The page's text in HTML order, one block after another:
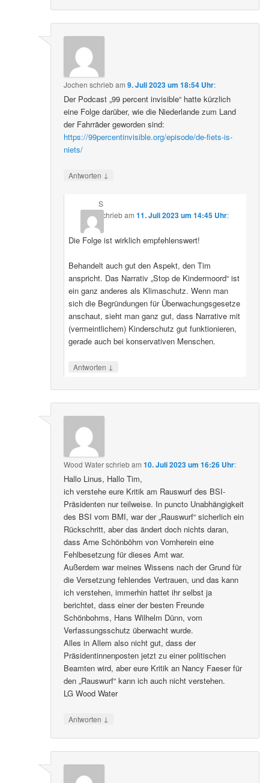
Jochen schriebam9. Juli 2023 um 18:54 Uhr:
Der Podcast „99 percent invisible“ hatte kürzlich
eine Folge darüber, wie die Niederlande zum Land
der Fahrräder geworden sind:
https://99percentinvisible.org/episode/de-fiets-is-
niets/
Antworten ↓
S
schriebam 11. Juli 2023 um 14:45 Uhr:
Die Folge ist wirklich empfehlenswert!
Behandelt auch gut den Aspekt, den Tim
anspricht. Das Narrativ „Stop de Kindermoord“ ist
ein ganz anderes als Klimaschutz. Wenn man
sich die Begründungen für Überwachungsgesetze
anschaut, sieht man ganz gut, dass Narrative mit
(vermeintlichem) Kinderschutz gut funktionieren,
gerade auch bei konservativen Menschen.
Antworten ↓
Wood Waterschriebam10. Juli 2023 um 16:26 Uhr:
Hallo Linus, Hallo Tim,
ich verstehe eure Kritik am Rauswurf des BSI-
Präsidenten nur teilweise. In puncto Unabhängigkeit
des BSI vom BMI, war der „Rauswurf“ sicherlich ein
Rückschritt, aber das ändert doch nichts daran,
dass Arne Schönböhm von Vornherein eine
Fehlbesetzung für dieses Amt war.
Außerdem war meines Wissens nach der Grund für
die Versetzung fehlendes Vertrauen, und das kann
ich verstehen, immerhin hattet ihr selbst ja
berichtet, dass einer der besten Freunde
Schönbohms, Hans Wilhelm Dünn, vom
Verfassungsschutz überwacht wurde.
Alles in Allem also nicht gut, dass der
Präsidentinnenposten jetzt zu einer politischen
Beamten wird, aber eure Kritik an Nancy Faeser für
den „Rauswurf“ kann ich auch nicht verstehen.
LG Wood Water
Antworten ↓